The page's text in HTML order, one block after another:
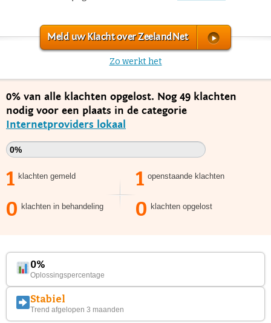
Meld uw Klacht over ZeelandNet
Zo werkt het
0% van alle klachten opgelost. Nog 49 klachten
nodig voor een plaats in de categorie
Internetproviders lokaal
0%
1 klachten gemeld 1 openstaande klachten
0 klachten in behandeling 0 klachten opgelost
0%
Oplossingspercentage
Stabiel
Trend afgelopen 3 maanden